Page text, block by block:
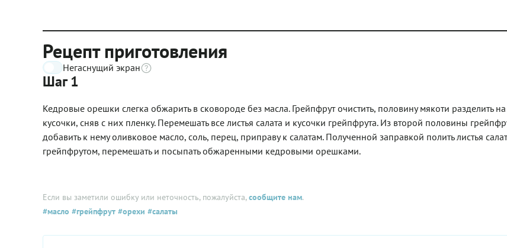
Рецепт приготовления
Негаснущий экран
Шаг 1
Кедровые орешки слегка обжарить в сковороде без масла. Грейпфрут очистить, половину мякоти разделить
кусочки, сняв с них пленку. Перемешать все листья салата и кусочки грейпфрута. Из второй половины
добавить к нему оливковое масло, соль, перец, приправу к салатам. Полученной заправкой полить листья
грейпфрутом, перемешать и посыпать обжаренными кедровыми орешками.
Если вы заметили ошибку или неточность, пожалуйста,сообщите нам.
#масло #грейпфрут #орехи #салаты